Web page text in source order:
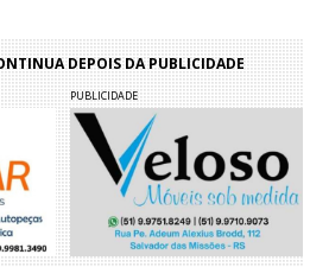
DEPOIS DA PUBLICIDADE
PUBLICIDADE